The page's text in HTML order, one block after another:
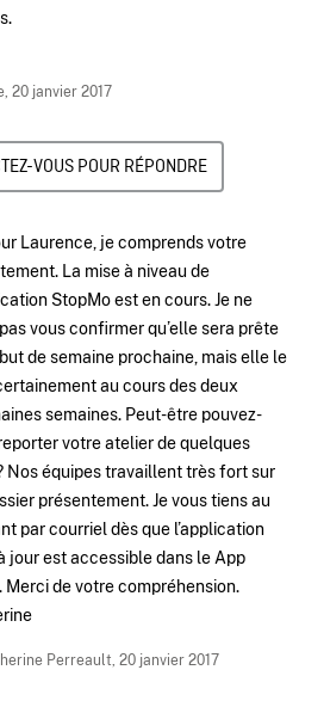
20 janvier 2017
VOUS POUR RÉPONDRE
Laurence, je comprends votre
La mise à niveau de
StopMo est en cours. Je ne
vous confirmer qu’elle sera prête
de semaine prochaine, mais elle le
au cours des deux
semaines. Peut-être pouvez-
votre atelier de quelques
Nos équipes travaillent très fort sur
présentement. Je vous tiens au
par courriel dès que l’application
jour est accessible dans le App
Merci de votre compréhension.
Perreault, 20 janvier 2017